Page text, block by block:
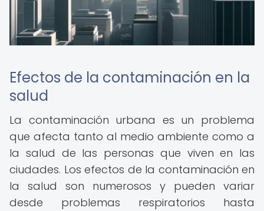
Efectos de la contaminación en la
salud
La contaminación urbana es un problema
que afecta tanto al medio ambiente como a
la salud de las personas que viven en las
ciudades. Los efectos de la contaminación en
la salud son numerosos y pueden variar
desde problemas respiratorios hasta